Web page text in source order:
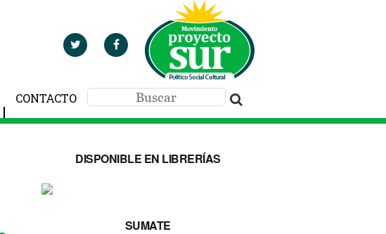
CONTACTO
DISPONIBLE EN LIBRERÍAS
SUMATE